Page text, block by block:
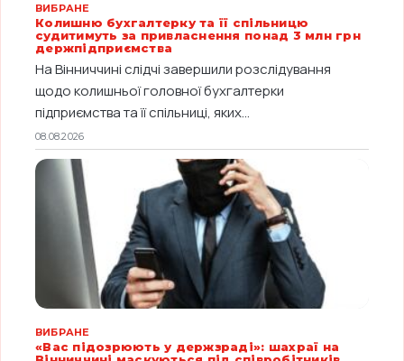
ВИБРАНЕ
Колишню бухгалтерку та її спільницю
судитимуть за привласнення понад 3 млн грн
держпідприємства
На Вінниччині слідчі завершили розслідування
щодо колишньої головної бухгалтерки
підприємства та її спільниці, яких...
08.08.2026
ВИБРАНЕ
«Вас підозрюють у держзраді»: шахраї на